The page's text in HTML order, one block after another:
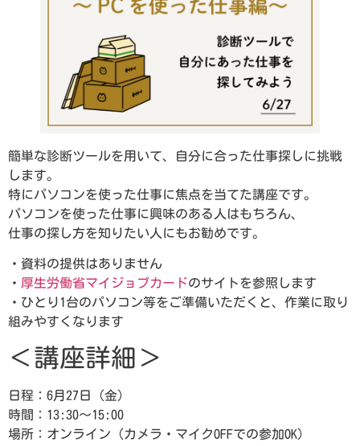
簡単な診断ツールを用いて、自分に合った仕事探しに挑戦
します。
特にパソコンを使った仕事に焦点を当てた講座です。
パソコンを使った仕事に興味のある人はもちろん、
仕事の探し方を知りたい人にもお勧めです。
・資料の提供はありません
・ 厚生労働省マイジョブカードのサイトを参照します
・ひとり1台のパソコン等をご準備いただくと、作業に取り
組みやすくなります
＜講座詳細＞
日程：6月27日（金）
時間：13:30～15:00
場所：オンライン（カメラ・マイクOFFでの参加OK）